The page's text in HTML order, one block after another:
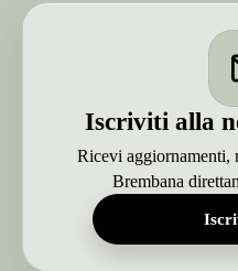
Iscriviti alla
Ricevi aggiornamenti,
Brembana